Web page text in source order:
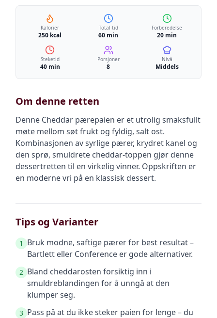
Kalorier
250 kcal
Total tid
60 min
Forberedelse
20 min
Steketid
40 min
Porsjoner
8
Nivå
Middels
Om denne retten
Denne Cheddar pærepaien er et utrolig smaksfullt
møte mellom søt frukt og fyldig, salt ost.
Kombinasjonen av syrlige pærer, krydret kanel og
den sprø, smuldrete cheddar-toppen gjør denne
dessertretten til en virkelig vinner. Oppskriften er
en moderne vri på en klassisk dessert.
Tips og Varianter
1
Bruk modne, saftige pærer for best resultat –
Bartlett eller Conference er gode alternativer.
2 Bland cheddarosten forsiktig inn i
smuldreblandingen for å unngå at den
klumper seg.
3 Pass på at du ikke steker paien for lenge – du